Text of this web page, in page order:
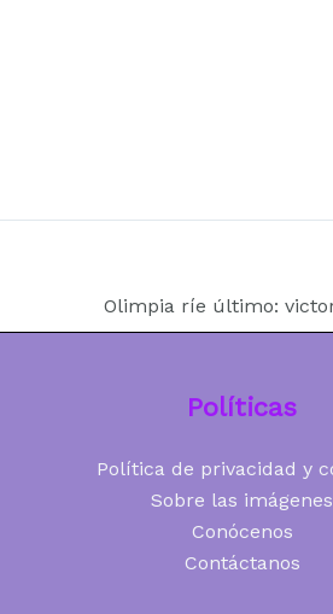
Políticas
Política de privacidad y
Sobre las imágenes
Conócenos
Contáctanos